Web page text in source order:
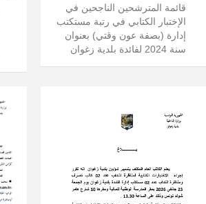
قائمة المترشحين الناجحين في
الإختبار الكتابي في رتبة مستكتب
إدارة (بصفة عون وقتي) بعنوان
سنة 2024 لفائدة بلدية زغوان